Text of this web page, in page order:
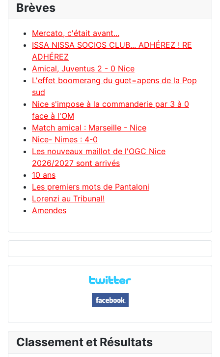
Brèves
Mercato, c'était avant...
ISSA NISSA SOCIOS CLUB... ADHÉREZ ! RE
ADHÉREZ
Amical, Juventus 2 - 0 Nice
L'effet boomerang du guet=apens de la Pop
sud
Nice s'impose à la commanderie par 3 à 0
face à l'OM
Match amical : Marseille - Nice
Nice- Nimes : 4-0
Les nouveaux maillot de l'OGC Nice
2026/2027 sont arrivés
10 ans
Les premiers mots de Pantaloni
Lorenzi au Tribunal!
Amendes
Classement et Résultats